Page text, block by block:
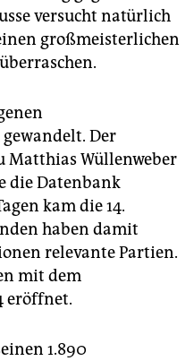
versucht natürlich
großmeisterlichen
Der
Matthias Wüllenweber
die Datenbank
kam die 14.
haben damit
relevante Partien.
mit dem
eröffnet.
1.890